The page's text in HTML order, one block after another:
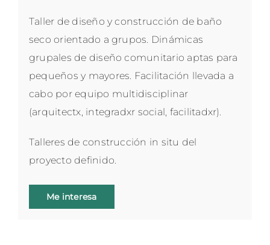
Taller de diseño y construcción de baño
seco orientado a grupos. Dinámicas
grupales de diseño comunitario aptas para
pequeños y mayores. Facilitación llevada a
cabo por equipo multidisciplinar
(arquitectx, integradxr social, facilitadxr).
Talleres de construcción in situ del
proyecto definido.
Me interesa